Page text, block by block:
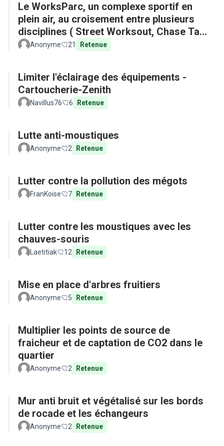
Le WorksParc, un complexe sportif en
plein air, au croisement entre plusieurs
disciplines ( Street Worksout, Chase Tag,
Parkour)
Anonyme 21 Retenue
Limiter l'éclairage des équipements -
Cartoucherie-Zenith
Navillus76 6 Retenue
Lutte anti-moustiques
Anonyme 2 Retenue
Lutter contre la pollution des mégots
FranKoise 7 Retenue
Lutter contre les moustiques avec les
chauves-souris
Laetitiak 12 Retenue
Mise en place d'arbres fruitiers
Anonyme 5 Retenue
Multiplier les points de source de
fraicheur et de captation de CO2 dans le
quartier
Anonyme 2 Retenue
Mur anti bruit et végétalisé sur les bords
de rocade et les échangeurs
Anonyme 2 Retenue